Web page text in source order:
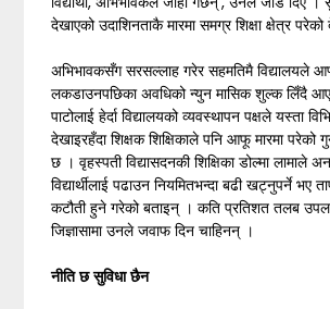
देखाएको उदाशिनताकै मारमा समग्र शिक्षा क्षेत्र
अभिभावकसँग सरसल्लाह गरेर सहमतिमै विद्यालयले
लकडाउनपछिका अवधिको न्युन मासिक शुल्क लिँदै
पाटोलाई हेर्दा विद्यालयको व्यवस्थापन पक्षले यस्ता
देखाइरहँदा शिक्षक शिक्षिकाले पनि आफू मारमा परेको
छ । वृहस्पती विद्यासदनकी शिक्षिका डोल्मा लामाले
विद्यार्थीलाई पढाउन नियमितभन्दा बढी खट्नुपर्ने भए
कटौती हुने गरेको बताइन् । कति प्रतिशत तलब
जिज्ञासामा उनले जवाफ दिन चाहिनन् ।
नीति छ सुविधा छैन